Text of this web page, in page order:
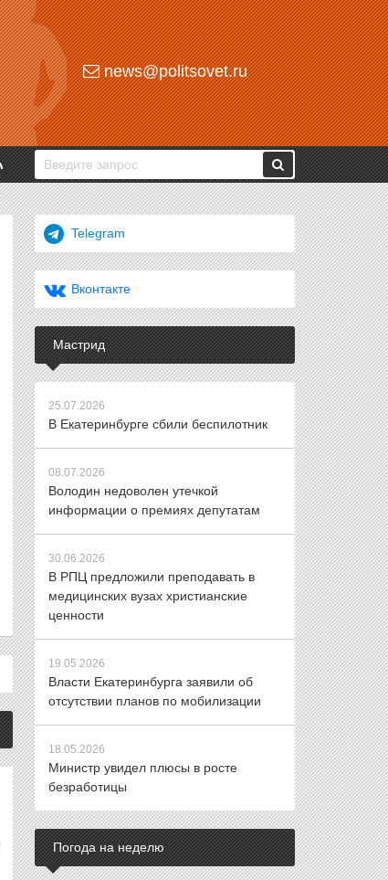
news@politsovet.ru
Telegram
Вконтакте
Мастрид
25.07.2026
В Екатеринбурге сбили беспилотник
08.07.2026
Володин недоволен утечкой
информации о премиях депутатам
30.06.2026
В РПЦ предложили преподавать в
медицинских вузах христианские
ценности
19.05.2026
Власти Екатеринбурга заявили об
отсутствии планов по мобилизации
18.05.2026
Министр увидел плюсы в росте
безработицы
Погода на неделю